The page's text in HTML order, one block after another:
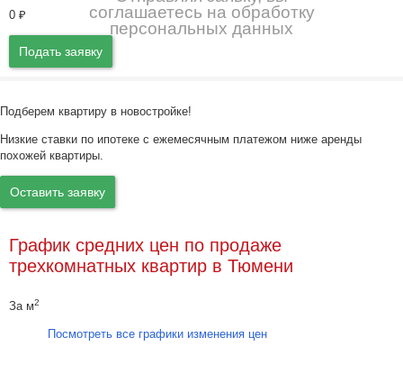
0 ₽
Подать заявку
Подберем квартиру в новостройке!
Низкие ставки по ипотеке с ежемесячным платежом ниже аренды
похожей квартиры.
Оставить заявку
соглашаетесь на обработку
персональных данных
График средних цен по продаже
трехкомнатных квартир в Тюмени
За м2
Посмотреть все графики изменения цен